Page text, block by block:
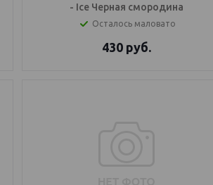
- Ice Черная смородина
Осталось маловато
430 руб.